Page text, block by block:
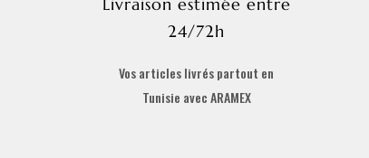
Livraison estimée entre
24/72h
Vos articles livrés partout en
Tunisie avec ARAMEX